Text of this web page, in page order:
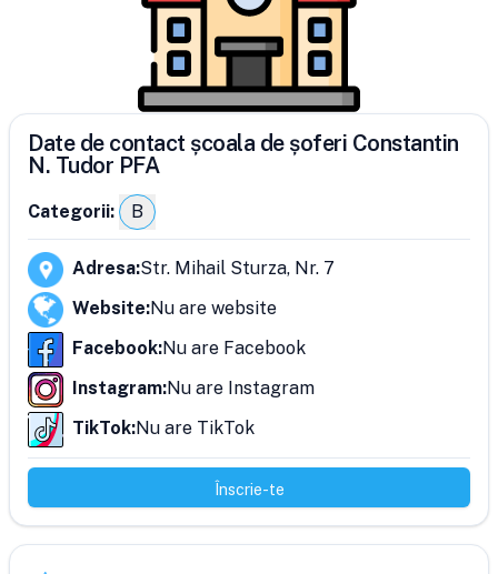
Date de contact școala de șoferi Constantin
N. Tudor PFA
Categorii: B
Adresa:Str. Mihail Sturza, Nr. 7
Website:Nu are website
Facebook:Nu are Facebook
Instagram:Nu are Instagram
TikTok:Nu are TikTok
Înscrie-te